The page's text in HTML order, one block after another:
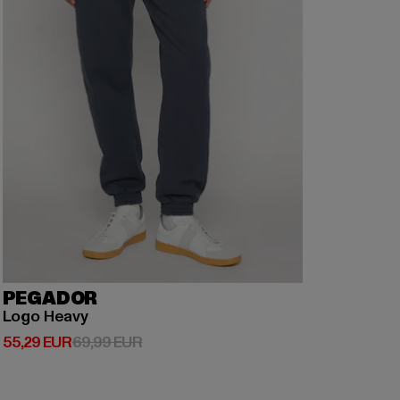
PEGADOR
Logo Heavy
55,29 EUR
Ajankohtainen hinta: 55,29 EUR
69,99 EURKampanjahinta: 69,99 EUR